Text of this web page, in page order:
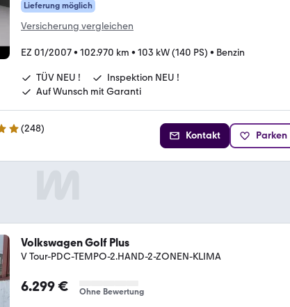
Lieferung möglich
Versicherung vergleichen
EZ 01/2007• 102.970 km • 103 kW (140 PS) • Benzin
TÜV NEU !
Inspektion NEU !
Auf Wunsch mit Garanti
(248)
Kontakt Parken
Volkswagen Golf Plus
V Tour-PDC-TEMPO-2.HAND-2-ZONEN-KLIMA
6.299 € Ohne Bewertung